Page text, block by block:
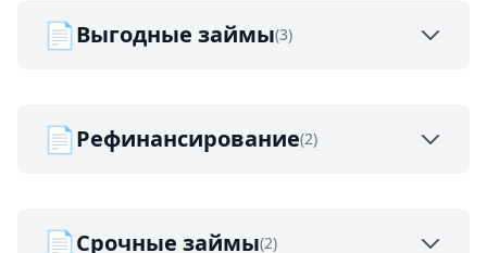
📄Выгодные займы(3)
📄Рефинансирование(2)
📄Срочные займы(2)